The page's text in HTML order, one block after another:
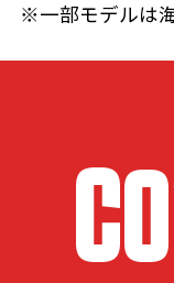
※一部モデルは